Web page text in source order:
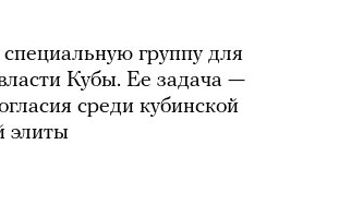
группу для
Кубы. Ее задача —
среди кубинской
элиты